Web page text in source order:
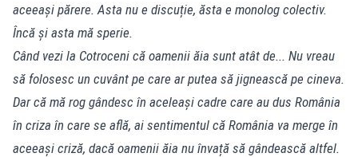
aceeași părere. Asta nu e discuție, ăsta e monolog colectiv.
Încă și asta mă sperie.
Când vezi la Cotroceni că oamenii ăia sunt atât de... Nu vreau
să folosesc un cuvânt pe care ar putea să jignească pe cineva.
Dar că mă rog gândesc în aceleași cadre care au dus România
în criza în care se află, ai sentimentul că România va merge în
aceeași criză, dacă oamenii ăia nu învață să gândească altfel.